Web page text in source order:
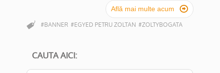
Află mai multe acum 
#BANNER #EGYED PETRU ZOLTAN #ZOLTYBOGATA
CAUTA AICI: